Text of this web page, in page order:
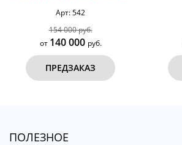
от
ПРЕДЗАКАЗ
ПОЛЕЗНОЕ